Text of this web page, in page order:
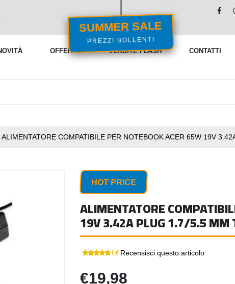
SUMMER SALE
PREZZI BOLLENTI
OFFERTE VENDITE FLASH CONTATTI
ALIMENTATORE COMPATIBILE PER NOTEBOOK ACER 65W 19V
HOT PRICE
ALIMENTATORE
19V 3.42A PLUG 1.7/5.5 MM
Recensisci questo articolo
€19,98